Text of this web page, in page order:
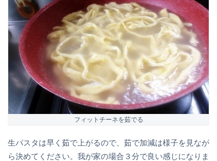
フィットチーネを茹でる
生パスタは早く茹で上がるので、茹で加減は様子を見なが
ら決めてください。我が家の場合３分で良い感じになりま